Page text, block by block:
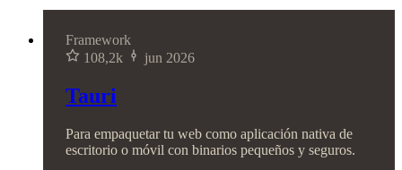
Framework
108,2k
jun 2026
Tauri
Para empaquetar tu web como aplicación nativa de
escritorio o móvil con binarios pequeños y seguros.